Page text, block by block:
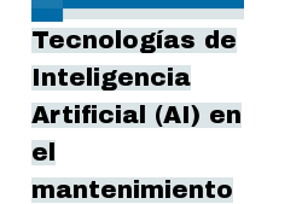
Tecnologías de
Inteligencia
Artificial (AI) en
el
mantenimiento